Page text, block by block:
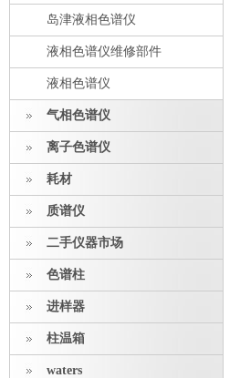
岛津液相色谱仪
液相色谱仪维修部件
液相色谱仪
气相色谱仪
离子色谱仪
耗材
质谱仪
二手仪器市场
色谱柱
进样器
柱温箱
waters